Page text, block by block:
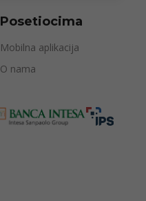
Posetiocima
Mobilna aplikacija
O nama